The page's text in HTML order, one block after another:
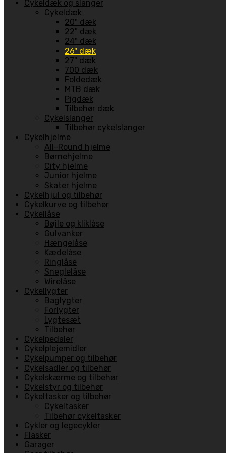
Cykeldæk og slanger
Cykeldæk
20" dæk
22" dæk
24" dæk
26" dæk
27" dæk
700 dæk
Foldedæk
MTB dæk
Pigdæk
Tilbehør dæk
Cykelslanger
Tilbehør cykelslanger
Cykelhjelme
All-Round hjelme
Børnehjelme
City hjelme
Junior hjelme
Skater hjelme
Cykelhjul og tilbehør
Cykelkurve og tilbehør
Cykellåse
Bøjle og kliklåse
Gulvanker
Hængelåse
Kædelåse
Ringlåse
Sneglelåse
Wirelåse
Cykellygter
Baglygter
Forlygter
Lygtesæt
Tilbehør
Cykelpedaler
Cykelplejemidler
Cykelpumper og tilbehør
Cykelsadler og tilbehør
Cykelskærme og tilbehør
Cykelstyr og tilbehør
Cykeltasker og tilbehør
Cykeltasker
Tilbehør cykeltasker
Cykler og legecykler
Flasker
Garager